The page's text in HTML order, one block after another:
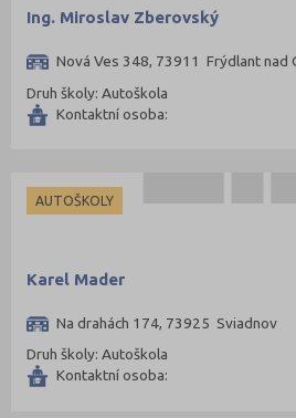
Ing. Miroslav Zberovský
Nová Ves 348, 73911 Frýdlant nad
Druh školy: Autoškola
Kontaktní osoba:
AUTOŠKOLY
Karel Mader
Na drahách 174, 73925 Sviadnov
Druh školy: Autoškola
Kontaktní osoba: